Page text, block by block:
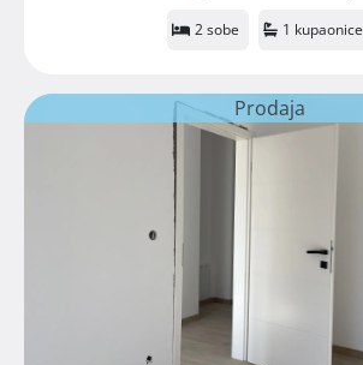
2 sobe 1 kupaonice
Prodaja